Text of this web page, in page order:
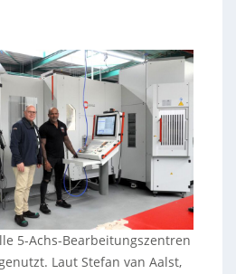
5-Achs-Bearbeitungszentren
Laut Stefan van Aalst,